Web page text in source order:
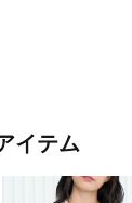
イテム